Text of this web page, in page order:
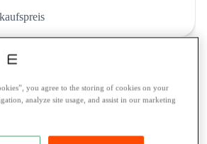
you agree to the storing of cookies on your
analyze site usage, and assist in our marketing